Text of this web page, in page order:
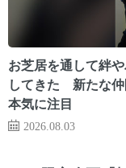
お芝居を通して絆
してきた 新たな仲
本気に注目
2026.08.03